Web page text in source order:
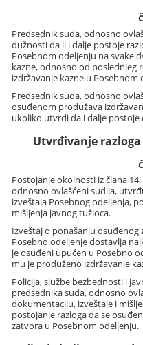
Predsednik suda, odnosno
dužnosti da li i dalje postoje
Posebnom odeljenju na svake
kazne, odnosno od poslednjeg
izdržavanje kazne u Posebnom
Predsednik suda, odnosno
osuđenom produžava
ukoliko utvrdi da i dalje postoje
Utvrđivanje
Postojanje okolnosti iz člana
odnosno ovlašćeni sudija,
izveštaja Posebnog odeljenja,
mišljenja javnog tužioca.
Izveštaj o ponašanju osuđenog
Posebno odeljenje dostavlja
je osuđeni upućen u Posebno
mu je produženo izdržavanje
Policija, službe bezbednosti i
predsednika suda, odnosno
dokumentaciju, izveštaje i
postojanje razloga da se
zatvora u Posebnom odeljenju.